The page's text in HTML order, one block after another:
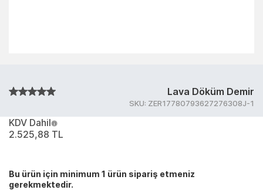
Lava Döküm Demir
SKU: ZER17780793627276308J-1
KDV Dahil
2.525,88 TL
Bu ürün için minimum 1 ürün sipariş etmeniz
gerekmektedir.